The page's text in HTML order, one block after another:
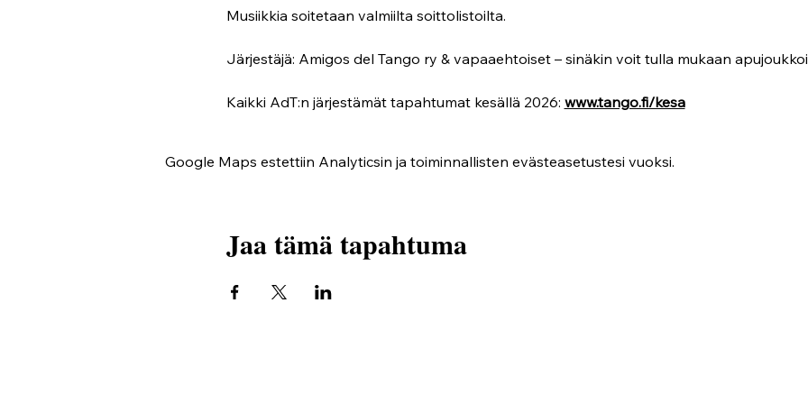
Musiikkia soitetaan valmiilta soittolistoilta.
Järjestäjä: Amigos del Tango ry & vapaaehtoiset – sinäkin voit tulla mukaan
Kaikki AdT:n järjestämät tapahtumat kesällä 2026: www.tango.fi/kesa
Google Maps estettiin Analyticsin ja toiminnallisten evästeasetustesi vuoksi.
Jaa tämä tapahtuma